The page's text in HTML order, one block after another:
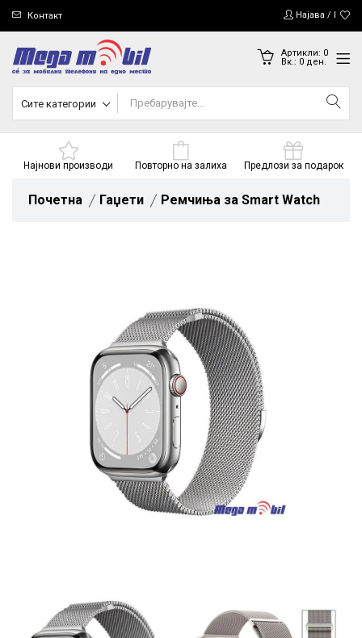
Контакт Најава /
Артикли: 0
Вк.: 0ден.
Сите категории
Најнови производи Повторно на залиха Предлози за подарок
Почетна Гаџети Ремчиња за Smart Watch